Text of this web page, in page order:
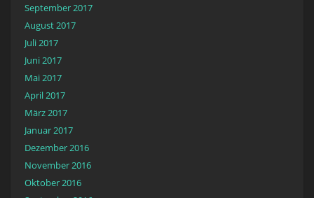
September 2017
August 2017
Juli 2017
Juni 2017
Mai 2017
April 2017
März 2017
Januar 2017
Dezember 2016
November 2016
Oktober 2016